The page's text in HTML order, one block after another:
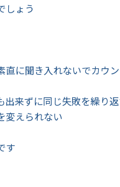
しょう
直に聞き入れないでカウ
出来ずに同じ失敗を繰り
変えられない
す